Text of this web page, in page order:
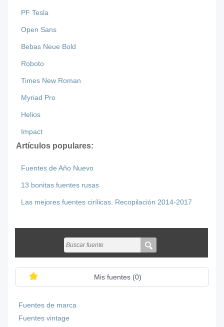
PF Tesla
Open Sans
Bebas Neue Bold
Roboto
Times New Roman
Myriad Pro
Helios
Impact
Artículos populares:
Fuentes de Año Nuevo
13 bonitas fuentes rusas
Las mejores fuentes cirílicas. Recopilación 2014-2017
Mis fuentes (0)
Fuentes de marca
Fuentes vintage